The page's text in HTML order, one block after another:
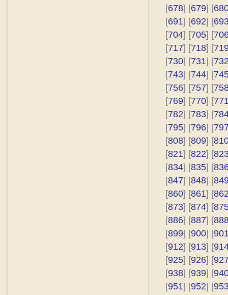
[678] [679] [
[691] [692] [
[704] [705] [
[717] [718] [
[730] [731] [
[743] [744] [
[756] [757] [
[769] [770] [
[782] [783] [
[795] [796] [
[808] [809] [
[821] [822] [
[834] [835] [
[847] [848] [
[860] [861] [
[873] [874] [
[886] [887] [
[899] [900] [
[912] [913] [
[925] [926] [
[938] [939] [
[951] [952] [